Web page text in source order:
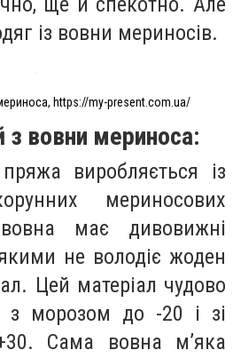
із вовни мериносів.
https://my-present.com.ua/
з вовни мериноса:
виробляється із
мериносових
має дивовижні
якими не володіє жоден
Цей матеріал чудово
з морозом до -20 і зі
Сама вовна м’яка